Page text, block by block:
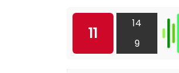
11
14
9